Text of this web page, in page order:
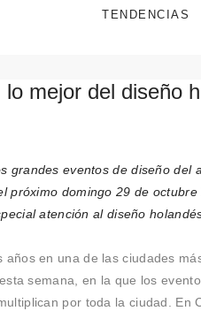
TENDENCIAS
mejor del diseño
grandes eventos de diseño del
próximo domingo 29 de
atención al diseño
años en una de las ciudades
semana, en la que los
por toda la ciudad. En